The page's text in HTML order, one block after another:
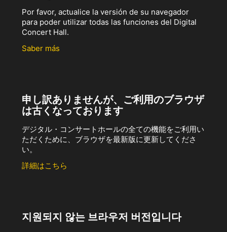
Por favor, actualice la versión de su navegador
para poder utilizar todas las funciones del Digital
Concert Hall.
Saber más
申し訳ありませんが、ご利用のブラウザ
は古くなっております
デジタル・コンサートホールの全ての機能をご利用い
ただくために、ブラウザを最新版に更新してくださ
い。
詳細はこちら
지원되지 않는 브라우저 버전입니다